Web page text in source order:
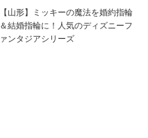
【山形】ミッキーの魔法を婚約指輪
＆結婚指輪に！人気のディズニーフ
ァンタジアシリーズ